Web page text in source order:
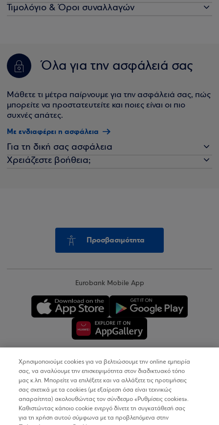
Τιμολόγιο & Όροι συναλλαγών
Όλα για την ασφάλειά σας
Μάθετε τι μέτρα παίρνουμε για την ασφάλειά σας, πώς
μπορείτε να προστατευτείτε και ποιες είναι οι πιο
συχνές απάτες.
Με ενδιαφέρει η ασφάλεια
Για τη δική σας ασφάλεια
Χρειάζεστε βοήθεια;
Προσβασιμότητα
Eurobank Mobile App
Copyright © 2026
Όροι Χρήσης
Προσωπικά Δεδομένα στον Διαδικτυακό Τόπο
Χρησιμοποιούμε cookies για να βελτιώσουμε την online εμπειρία
σας, να αναλύουμε την επισκεψιμότητα στον διαδικτυακό τόπο
μας κ.λπ. Μπορείτε να επιλέξετε και να αλλάξετε τις προτιμήσεις
σας σχετικά με τα cookies (με εξαίρεση όσα είναι τεχνικώς
απαραίτητα) ακολουθώντας τον σύνδεσμο «Ρυθμίσεις cookies».
Καθιστώντας κάποιο cookie ενεργό δίνετε τη συγκατάθεσή σας
για τη χρήση αυτού σύμφωνα με τα προβλεπόμενα στην